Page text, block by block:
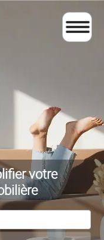
votre